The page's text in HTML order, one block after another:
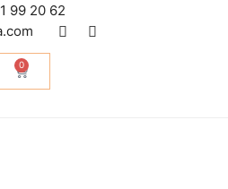
99 20 62
0